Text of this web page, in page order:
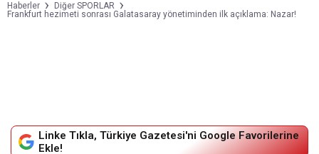
Haberler
Diğer SPORLAR
Frankfurt hezimeti sonrası Galatasaray yönetiminden ilk açıklama: Nazar!
Linke Tıkla, Türkiye Gazetesi'ni Google Favorilerine
Ekle!